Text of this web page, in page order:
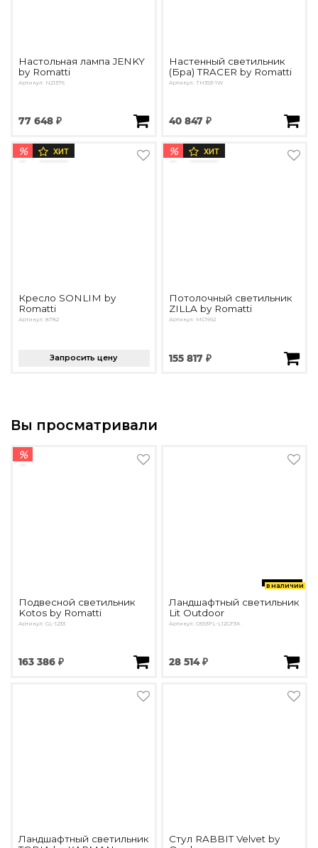
Настольная лампа JENKY
by Romatti
Артикул: N21376
77 648 ₽
Настенный светильник
(Бра) TRACER by Romatti
Артикул: TH393-1W
40 847 ₽
% ХИТ
Кресло SONLIM by
Romatti
Артикул: 8782
Запросить цену
% ХИТ
Потолочный светильник
ZILLA by Romatti
Артикул: MC1992
155 817 ₽
Вы просматривали
%
Подвесной светильник
Kotos by Romatti
Артикул: GL-1233
163 386 ₽
в наличии
Ландшафтный светильник
Lit Outdoor
Артикул: O593FL-L12GF3K
28 514 ₽
Ландшафтный светильник
Стул RABBIT Velvet by